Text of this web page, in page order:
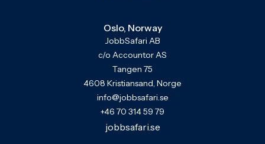
Oslo, Norway
JobbSafari AB
c/o Accountor AS
Tangen 75
4608 Kristiansand, Norge
info@jobbsafari.se
+46 70 314 59 79
jobbsafari.se